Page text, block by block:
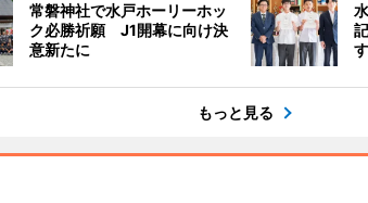
常磐神社で水戸ホーリーホッ
ク必勝祈願 J1開幕に向け決
意新たに
もっと見る